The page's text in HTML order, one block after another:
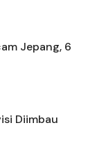
Jepang, 6
Diimbau